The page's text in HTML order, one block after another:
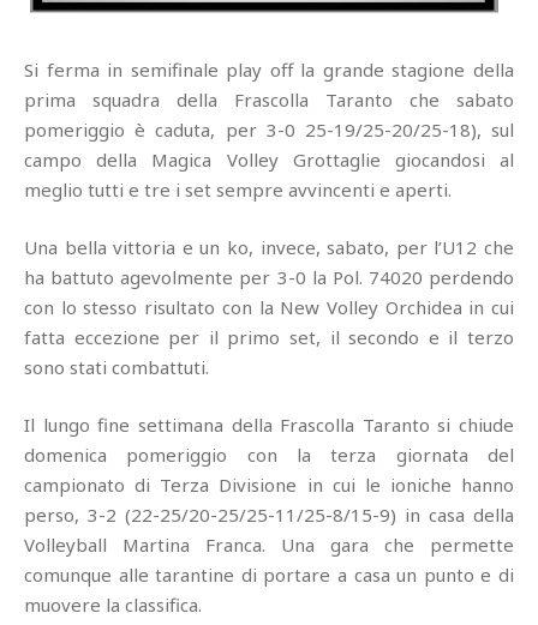
Si ferma in semifinale play off la grande stagione della
prima squadra della Frascolla Taranto che sabato
pomeriggio è caduta, per 3-0 25-19/25-20/25-18), sul
campo della Magica Volley Grottaglie giocandosi al
meglio tutti e tre i set sempre avvincenti e aperti.
Una bella vittoria e un ko, invece, sabato, per l’U12 che
ha battuto agevolmente per 3-0 la Pol. 74020 perdendo
con lo stesso risultato con la New Volley Orchidea in cui
fatta eccezione per il primo set, il secondo e il terzo
sono stati combattuti.
Il lungo fine settimana della Frascolla Taranto si chiude
domenica pomeriggio con la terza giornata del
campionato di Terza Divisione in cui le ioniche hanno
perso, 3-2 (22-25/20-25/25-11/25-8/15-9) in casa della
Volleyball Martina Franca. Una gara che permette
comunque alle tarantine di portare a casa un punto e di
muovere la classifica.